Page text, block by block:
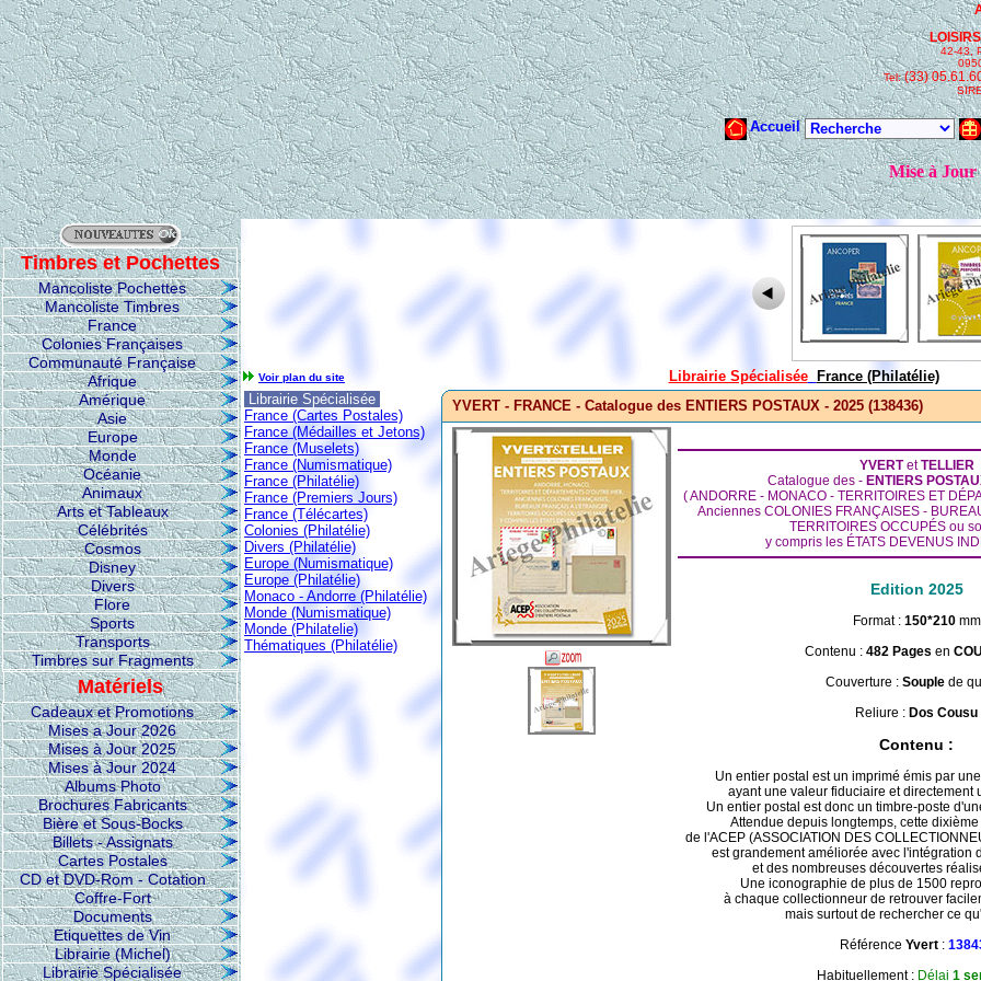
Timbres et Pochettes
Mancoliste Pochettes
Mancoliste Timbres
France
Colonies Françaises
Communauté Française
Afrique
Amérique
Asie
Europe
Monde
Océanie
Animaux
Arts et Tableaux
Célébrités
Cosmos
Disney
Divers
Flore
Sports
Transports
Timbres sur Fragments
Matériels
Cadeaux et Promotions
Mises a Jour 2026
Mises à Jour 2025
Mises à Jour 2024
Albums Photo
Brochures Fabricants
Bière et Sous-Bocks
Billets - Assignats
Cartes Postales
CD et DVD-Rom - Cotation
Coffre-Fort
Documents
Etiquettes de Vin
Librairie (Michel)
Librairie Spécialisée
Voir plan du site Librairie Spécialisée France (Philatélie)
Librairie Spécialisée
France (Cartes Postales)
France (Médailles et Jetons)
France (Muselets)
France (Numismatique)
France (Philatélie)
France (Premiers Jours)
France (Télécartes)
Colonies (Philatélie)
Divers (Philatélie)
Europe (Numismatique)
Europe (Philatélie)
Monaco - Andorre (Philatélie)
Monde (Numismatique)
Monde (Philatelie)
Thématiques (Philatélie)
YVERT - FRANCE - Catalogue des ENTIERS POSTAUX - 2025 (138436)
YVERTetTELLIER
Catalogue des -ENTIERS
( ANDORRE - MONACO - TERRITOIRES ET
Anciennes COLONIES FRANÇAISES -
TERRITOIRES OCCUPÉS ou
y compris les ÉTATS DEVENUS
Edition 2025
Format :150*210 mm
Contenu : 482 Pages en
Couverture : Souple de
Reliure : Dos Cousu
Contenu :
Un entier postal est un imprimé émis par
ayant une valeur fiduciaire et directement
Un entier postal est donc un timbre-poste
Attendue depuis longtemps, cette
de l'ACEP (ASSOCIATION DES
est grandement améliorée avec l'intégration
et des nombreuses découvertes
Une iconographie de plus de 1500
à chaque collectionneur de retrouver
mais surtout de rechercher ce
Référence Yvert :
Habituellement :Délai 1